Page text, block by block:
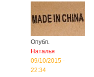
Опубл.
Наталья
09/10/2015 -
22:34